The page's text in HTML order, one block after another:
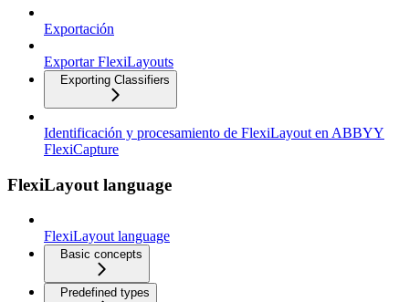
Exportación
Exportar FlexiLayouts
Exporting Classifiers
Identificación y procesamiento de FlexiLayout en ABBYY
FlexiCapture
FlexiLayout language
FlexiLayout language
Basic concepts
Predefined types